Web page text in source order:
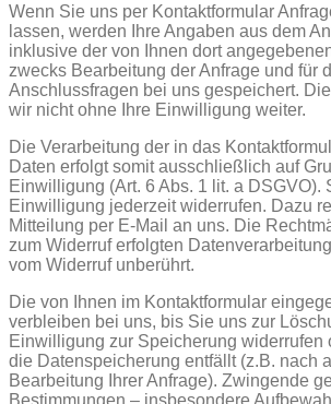
Wenn Sie uns per Kontaktformular
lassen, werden Ihre Angaben aus dem
inklusive der von Ihnen dort
zwecks Bearbeitung der Anfrage und für
Anschlussfragen bei uns gespeichert.
wir nicht ohne Ihre Einwilligung weiter.
Die Verarbeitung der in das
Daten erfolgt somit ausschließlich auf
Einwilligung (Art. 6 Abs. 1 lit. a DSGVO).
Einwilligung jederzeit widerrufen. Dazu
Mitteilung per E-Mail an uns. Die
zum Widerruf erfolgten
vom Widerruf unberührt.
Die von Ihnen im Kontaktformular
verbleiben bei uns, bis Sie uns zur
Einwilligung zur Speicherung widerrufen
die Datenspeicherung entfällt (z.B. nach
Bearbeitung Ihrer Anfrage). Zwingende
Bestimmungen – insbesondere